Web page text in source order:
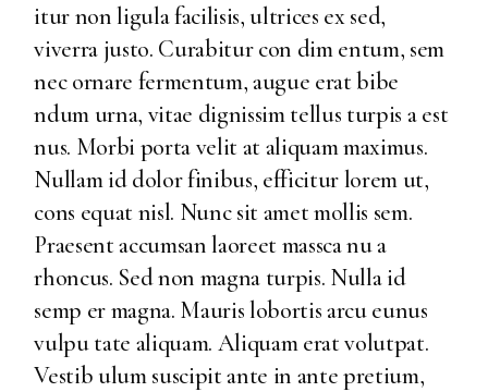
itur non ligula facilisis, ultrices ex sed,
viverra justo. Curabitur con dim entum, sem
nec ornare fermentum, augue erat bibe
ndum urna, vitae dignissim tellus turpis a est
nus. Morbi porta velit at aliquam maximus.
Nullam id dolor finibus, efficitur lorem ut,
cons equat nisl. Nunc sit amet mollis sem.
Praesent accumsan laoreet massca nu a
rhoncus. Sed non magna turpis. Nulla id
semp er magna. Mauris lobortis arcu eunus
vulpu tate aliquam. Aliquam erat volutpat.
Vestib ulum suscipit ante in ante pretium,